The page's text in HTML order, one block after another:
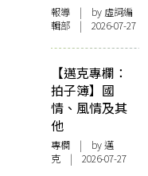
報導 | by 虛詞編
輯部 | 2026-07-27
【邁克專欄：
拍子簿】國
情、風情及其
他
專欄 | by邁
克 | 2026-07-27